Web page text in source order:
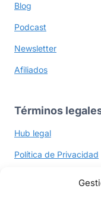
Blog
Podcast
Newsletter
Afiliados
Términos
Hub legal
Política de Privacidad